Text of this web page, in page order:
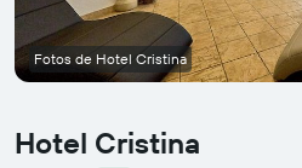
Hotel Cristina
Fotos de Hotel Cristina